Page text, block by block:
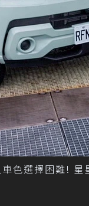
色選擇困難!